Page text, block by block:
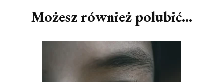
Możesz również polubić…